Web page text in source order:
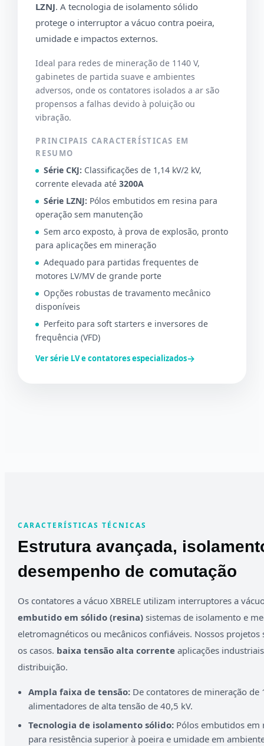
LZNJ. A tecnologia de isolamento sólido
protege o interruptor a vácuo contra poeira,
umidade e impactos externos.
Ideal para redes de mineração de 1140 V,
gabinetes de partida suave e ambientes
adversos, onde os contatores isolados a ar são
propensos a falhas devido à poluição ou
vibração.
PRINCIPAIS CARACTERÍSTICAS EM
RESUMO
Série CKJ: Classificações de 1,14 kV/2 kV,
corrente elevada até3200A
Série LZNJ: Pólos embutidos em resina para
operação sem manutenção
Sem arco exposto, à prova de explosão, pronto
para aplicações em mineração
Adequado para partidas frequentes de
motores LV/MV de grande porte
Opções robustas de travamento mecânico
disponíveis
Perfeito para soft starters e inversores de
frequência (VFD)
Ver série LV e contatores especializados→
CARACTERÍSTICAS TÉCNICAS
Estrutura avançada,
desempenho de comutação
Os contatores a vácuo XBRELE utilizam interruptores a
embutido em sólido (resina) sistemas de isolamento e
eletromagnéticos ou mecânicos confiáveis. Nossos
os casos. baixa tensão alta corrente aplicações
distribuição.
Ampla faixa de tensão: De contatores de mineração
alimentadores de alta tensão de 40,5 kV.
Tecnologia de isolamento sólido: Pólos embutidos em
para resistência superior à poeira e umidade em